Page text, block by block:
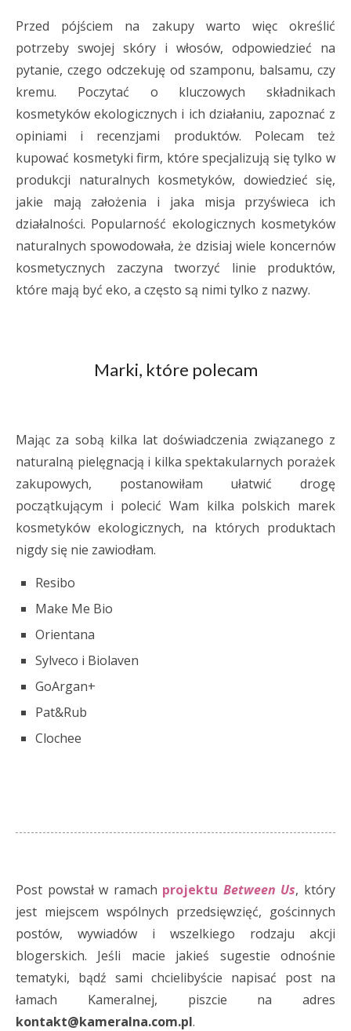
Przed pójściem na zakupy warto więc określić
potrzeby swojej skóry i włosów, odpowiedzieć na
pytanie, czego odczekuję od szamponu, balsamu, czy
kremu. Poczytać o kluczowych składnikach
kosmetyków ekologicznych i ich działaniu, zapoznać z
opiniami i recenzjami produktów. Polecam też
kupować kosmetyki firm, które specjalizują się tylko w
produkcji naturalnych kosmetyków, dowiedzieć się,
jakie mają założenia i jaka misja przyświeca ich
działalności. Popularność ekologicznych kosmetyków
naturalnych spowodowała, że dzisiaj wiele koncernów
kosmetycznych zaczyna tworzyć linie produktów,
które mają być eko, a często są nimi tylko z nazwy.
Marki, które polecam
Mając za sobą kilka lat doświadczenia związanego z
naturalną pielęgnacją i kilka spektakularnych porażek
zakupowych, postanowiłam ułatwić drogę
początkującym i polecić Wam kilka polskich marek
kosmetyków ekologicznych, na których produktach
nigdy się nie zawiodłam.
Resibo
Make Me Bio
Orientana
Sylveco i Biolaven
GoArgan+
Pat&Rub
Clochee
Post powstał w ramach projektu Between Us, który
jest miejscem wspólnych przedsięwzięć, gościnnych
postów, wywiadów i wszelkiego rodzaju akcji
blogerskich. Jeśli macie jakieś sugestie odnośnie
tematyki, bądź sami chcielibyście napisać post na
łamach Kameralnej, piszcie na adres
kontakt@kameralna.com.pl.